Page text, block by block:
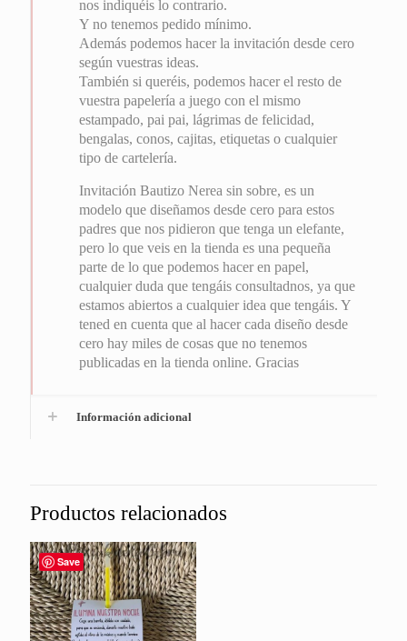
nos indiquéis lo contrario.
Y no tenemos pedido mínimo.
Además podemos hacer la invitación desde cero
según vuestras ideas.
También si queréis, podemos hacer el resto de
vuestra papelería a juego con el mismo
estampado, pai pai, lágrimas de felicidad,
bengalas, conos, cajitas, etiquetas o cualquier
tipo de cartelería.
Invitación Bautizo Nerea sin sobre, es un
modelo que diseñamos desde cero para estos
padres que nos pidieron que tenga un elefante,
pero lo que veis en la tienda es una pequeña
parte de lo que podemos hacer en papel,
cualquier duda que tengáis consultadnos, ya que
estamos abiertos a cualquier idea que tengáis. Y
tened en cuenta que al hacer cada diseño desde
cero hay miles de cosas que no tenemos
publicadas en la tienda online. Gracias
Información adicional
Productos relacionados
Save